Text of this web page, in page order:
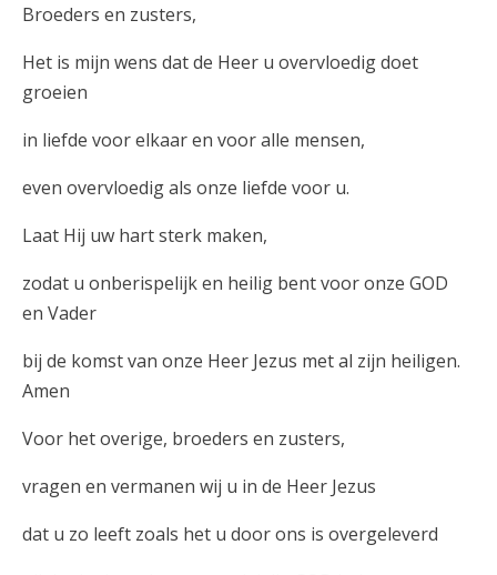
Broeders en zusters,
Het is mijn wens dat de Heer u overvloedig doet
groeien
in liefde voor elkaar en voor alle mensen,
even overvloedig als onze liefde voor u.
Laat Hij uw hart sterk maken,
zodat u onberispelijk en heilig bent voor onze GOD
en Vader
bij de komst van onze Heer Jezus met al zijn heiligen.
Amen
Voor het overige, broeders en zusters,
vragen en vermanen wij u in de Heer Jezus
dat u zo leeft zoals het u door ons is overgeleverd